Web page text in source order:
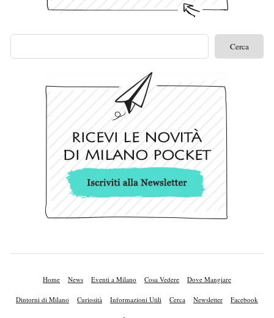
Home News Eventi a Milano Cosa Vedere Dove Mangiare
Dintorni di Milano Curiosità Informazioni Utili Cerca Newsletter Facebook